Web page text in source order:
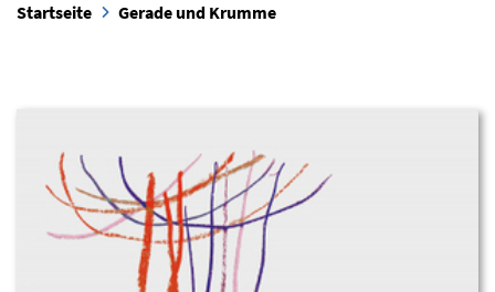
Startseite Gerade und Krumme